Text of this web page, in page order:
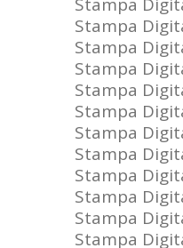
Stampa
Stampa
Stampa
Stampa
Stampa
Stampa
Stampa
Stampa
Stampa
Stampa
Stampa